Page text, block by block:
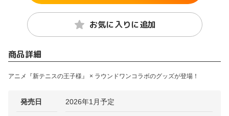
お気に入りに追加
商品詳細
アニメ『新テニスの王子様』 × ラウンドワンコラボのグッズが登場！
発売日 2026年1月予定